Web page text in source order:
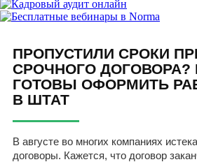
ПРОПУСТИЛИ СРОКИ
СРОЧНОГО ДОГОВОРА?
ГОТОВЫ ОФОРМИТЬ
В ШТАТ
В августе во многих компаниях
договоры. Кажется, что договор